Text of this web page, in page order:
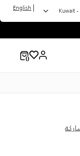
Kuwait -
|
English